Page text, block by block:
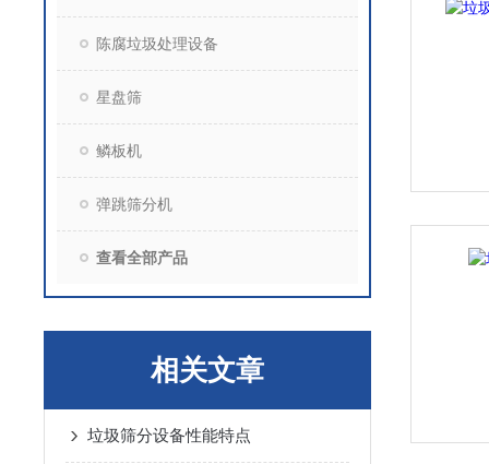
陈腐垃圾处理设备
星盘筛
鳞板机
弹跳筛分机
查看全部产品
相关文章
垃圾筛分设备性能特点